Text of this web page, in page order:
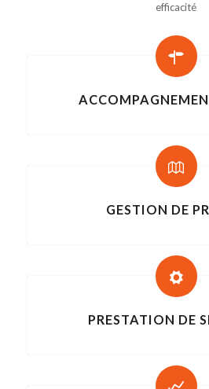
efficacité
GESTION DE
PRESTATION DE